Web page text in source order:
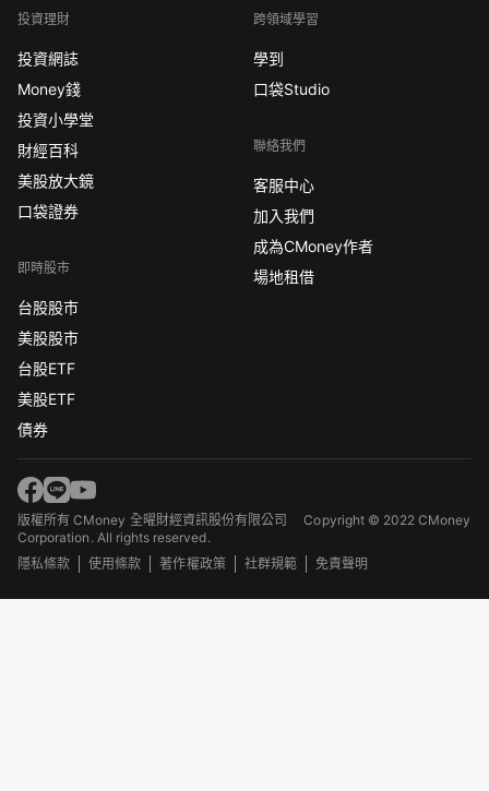
投資理財
投資網誌
Money錢
投資小學堂
財經百科
美股放大鏡
口袋證券
即時股市
台股股市
美股股市
台股ETF
美股ETF
債券
跨領域學習
學到
口袋Studio
聯絡我們
客服中心
加入我們
成為CMoney作者
場地租借
版權所有 CMoney 全曜財經資訊股份有限公司Copyright © 2022 CMoney
Corporation. All rights reserved.
隱私條款
使用條款 著作權政策 社群規範 免責聲明